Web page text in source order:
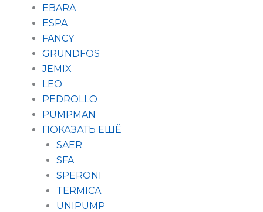
EBARA
ESPA
FANCY
GRUNDFOS
JEMIX
LEO
PEDROLLO
PUMPMAN
ПОКАЗАТЬ ЕЩЁ
SAER
SFA
SPERONI
TERMICA
UNIPUMP